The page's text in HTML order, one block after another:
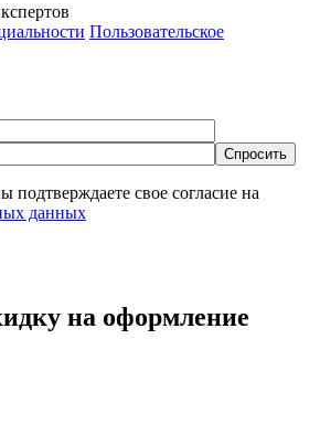
Пользовательское
свое согласие на
данных
на оформление